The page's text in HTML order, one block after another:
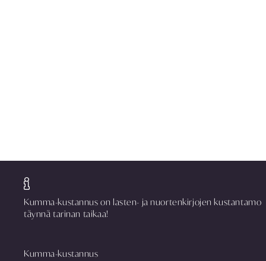
Kumma-kustannus on lasten- ja nuortenkirjojen kustantamo
täynnä tarinan taikaa!
Kumma-kustannus